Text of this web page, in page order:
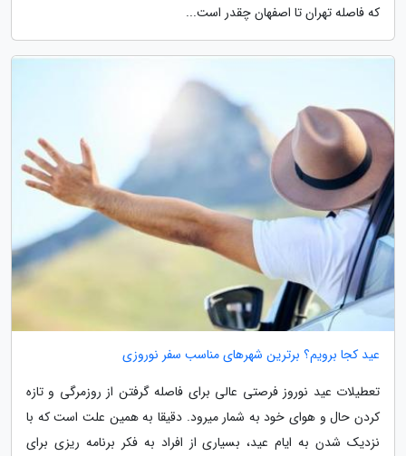
که فاصله تهران تا اصفهان چقدر است...
عید کجا برویم؟ برترین شهرهای مناسب سفر نوروزی
تعطیلات عید نوروز فرصتی عالی برای فاصله گرفتن از روزمرگی و تازه
کردن حال و هوای خود به شمار میرود. دقیقا به همین علت است که با
نزدیک شدن به ایام عید، بسیاری از افراد به فکر برنامه ریزی برای